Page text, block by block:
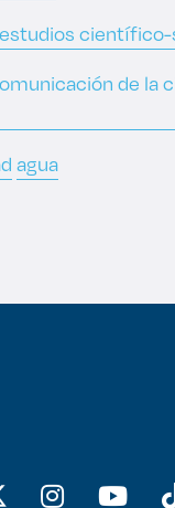
de la
agua